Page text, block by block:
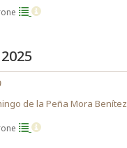
de la Peña Mora Benítez